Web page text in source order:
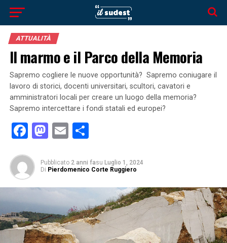
ATTUALITÀ
Il marmo e il Parco della Memoria
Sapremo cogliere le nuove opportunità? Sapremo coniugare il
lavoro di storici, docenti universitari, scultori, cavatori e
amministratori locali per creare un luogo della memoria?
Sapremo intercettare i fondi statali ed europei?
Facebook
Mastodon
EmailCondividi
Pubblicato 2 anni fasu Luglio 1, 2024
Di Pierdomenico Corte Ruggiero